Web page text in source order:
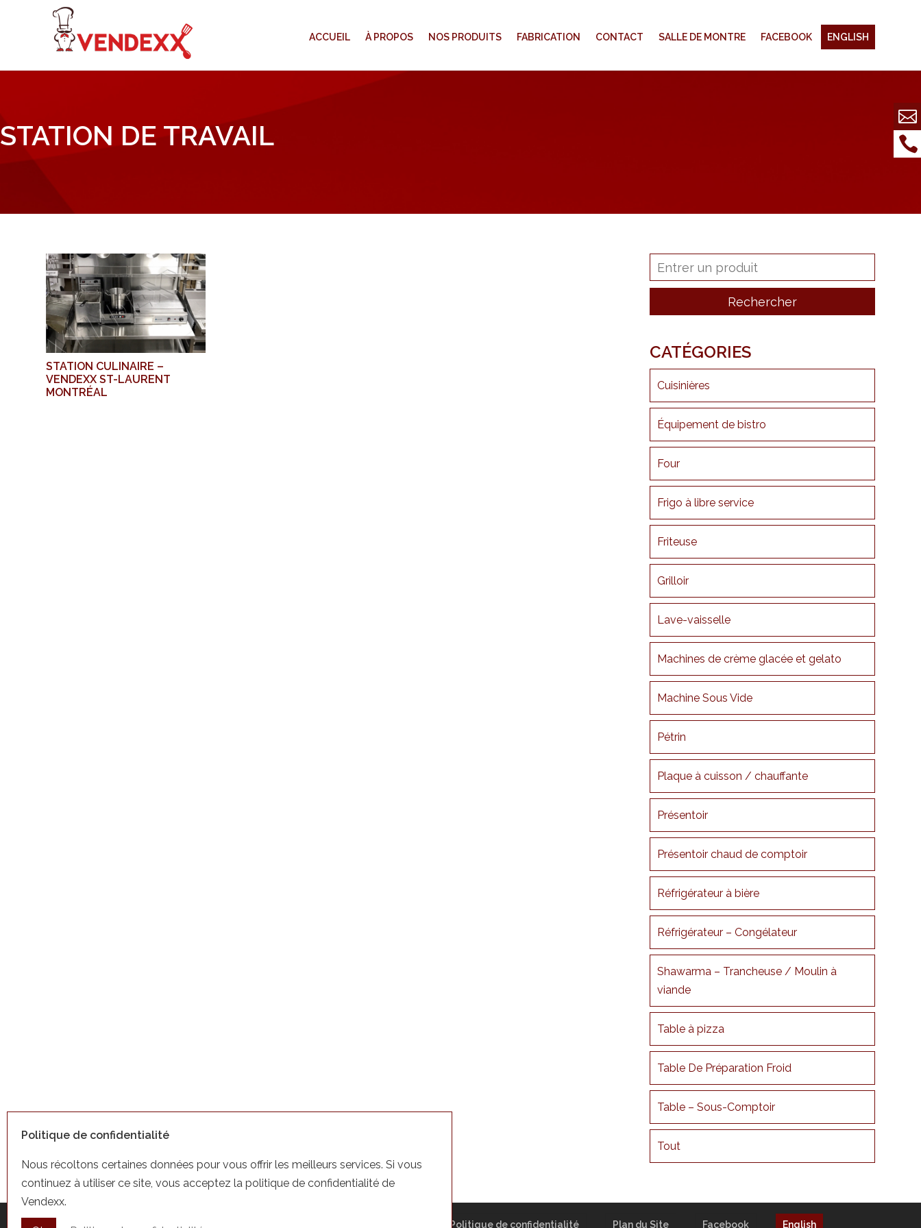
ACCUEIL À PROPOS NOS PRODUITS FABRICATION CONTACT SALLE DE MONTRE FACEBOOK ENGLISH
STATION DE TRAVAIL
STATION CULINAIRE –
VENDEXX ST-LAURENT
MONTRÉAL
CATÉGORIES
Cuisinières
Équipement de bistro
Four
Frigo à libre service
Friteuse
Grilloir
Lave-vaisselle
Machines de crème glacée et gelato
Machine Sous Vide
Pétrin
Plaque à cuisson / chauffante
Présentoir
Présentoir chaud de comptoir
Réfrigérateur à bière
Réfrigérateur – Congélateur
Shawarma – Trancheuse / Moulin à
viande
Table à pizza
Table De Préparation Froid
Table – Sous-Comptoir
Tout
Accueil À propos Nos produits Politique de confidentialité Plan du Site Facebook English
Politique de confidentialité
Nous récoltons certaines données pour vous offrir les meilleurs services. Si vous
continuez à utiliser ce site, vous acceptez la politique de confidentialité de
Vendexx.